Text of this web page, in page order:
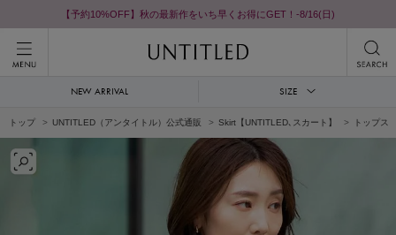
【予約10%OFF】秋の最新作をいち早くお得にGET！-8/16(日)
NEW ARRIVAL SIZE
トップ UNTITLED（アンタイトル）公式通販 Skirt【UNTITLED､スカート】 トップス